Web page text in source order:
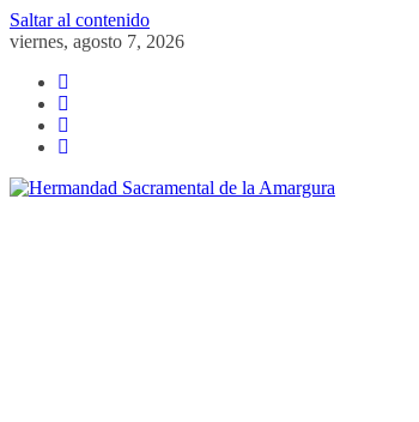
Saltar al contenido
viernes, agosto 7, 2026